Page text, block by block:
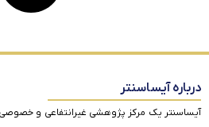
درباره آیساسنتر
آیساسنتر یک مرکز پژوهشی غیرانتفاعی و